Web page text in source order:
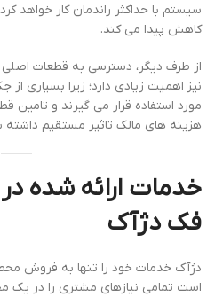
سیستم با حداکثر راندمان کار خواهد
کاهش پیدا می کند.
از طرف دیگر، دسترسی به قطعات
نیز اهمیت زیادی دارد؛ زیرا بسیاری
مورد استفاده قرار می گیرند و تامین
هزینه های مالک تاثیر مستقیم داشته
خدمات ارائه شده
فک دژآک
دژآک خدمات خود را تنها به فروش
است تمامی نیازهای مشتری را در